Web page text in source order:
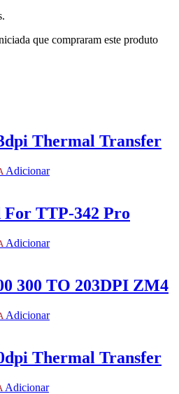
que compraram este produto
Thermal Transfer
Adicionar
For TTP-342 Pro
Adicionar
300 TO 203DPI ZM4
Adicionar
Thermal Transfer
Adicionar